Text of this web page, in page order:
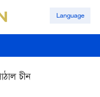
Language
চীন